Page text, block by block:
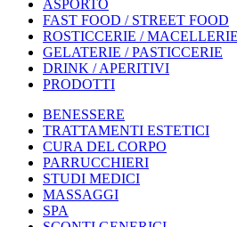
ASPORTO
FAST FOOD / STREET FOOD
ROSTICCERIE / MACELLERIE
GELATERIE / PASTICCERIE
DRINK / APERITIVI
PRODOTTI
BENESSERE
TRATTAMENTI ESTETICI
CURA DEL CORPO
PARRUCCHIERI
STUDI MEDICI
MASSAGGI
SPA